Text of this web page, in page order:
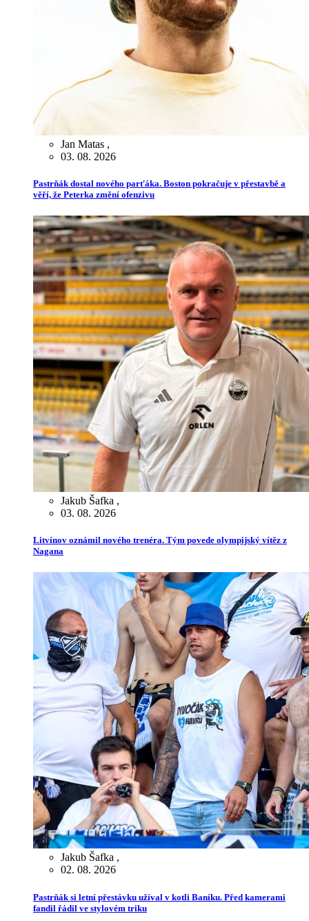
Jan Matas ,
03. 08. 2026
Pastrňák dostal nového parťáka. Boston pokračuje v přestavbě a
věří, že Peterka změní ofenzivu
Jakub Šafka ,
03. 08. 2026
Litvínov oznámil nového trenéra. Tým povede olympijský vítěz z
Nagana
Jakub Šafka ,
02. 08. 2026
Pastrňák si letní přestávku užíval v kotli Baníku. Před kamerami
fandil řádil ve stylovém triku